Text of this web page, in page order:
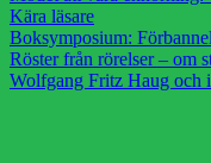
Kära läsare
Boksymposium:
Röster från rörelser – om
Wolfgang Fritz Haug och